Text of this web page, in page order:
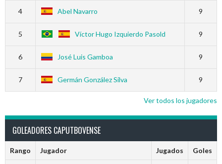
4 Abel Navarro 9
5 Víctor Hugo Izquierdo Pasold 9
6 José Luis Gamboa 9
7 Germán González Silva 9
Ver todos los jugadores
GOLEADORES CAPUTBOVENSE
Rango Jugador Jugados Goles